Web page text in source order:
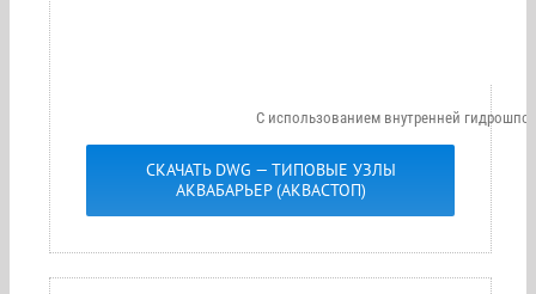
С использованием внутренней
СКАЧАТЬ DWG — ТИПОВЫЕ УЗЛЫ
АКВАБАРЬЕР (АКВАСТОП)